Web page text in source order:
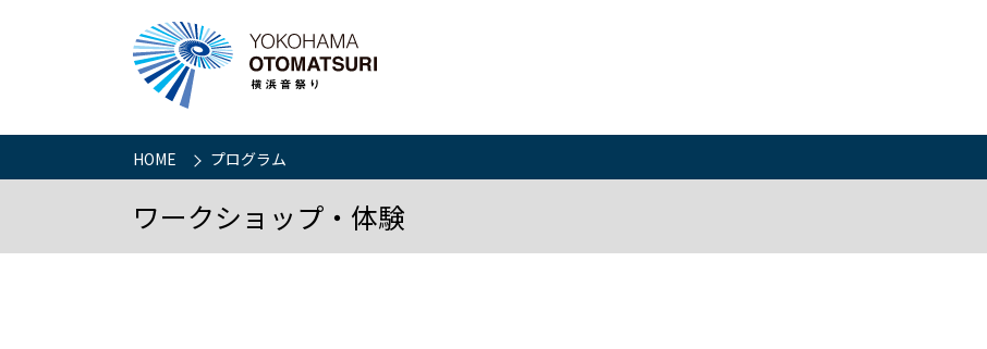
HOME プログラム
ワークショップ・体験